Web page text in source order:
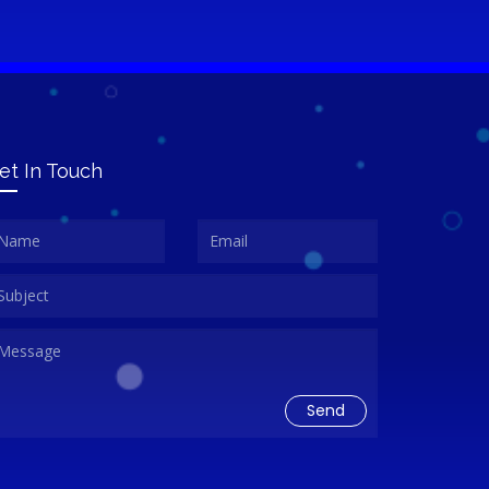
In Touch